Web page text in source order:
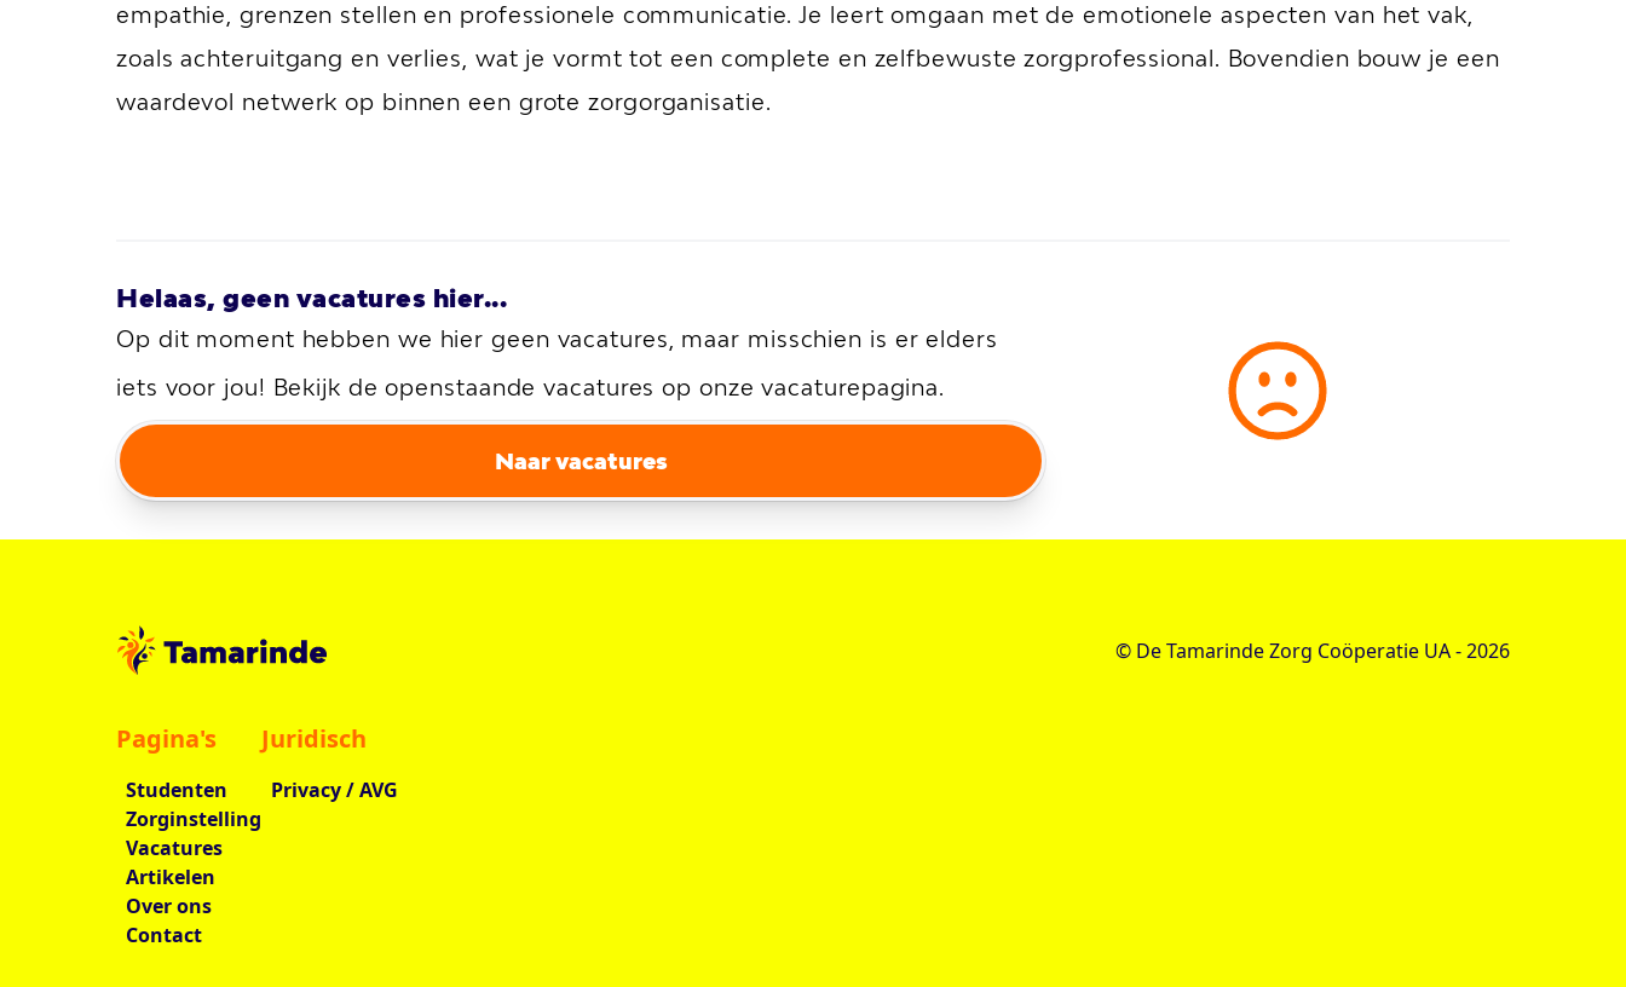
empathie, grenzen stellen en professionele communicatie. Je leert omgaan met de emotionele aspecten van het vak,
zoals achteruitgang en verlies, wat je vormt tot een complete en zelfbewuste zorgprofessional. Bovendien bouw je een
waardevol netwerk op binnen een grote zorgorganisatie.
Helaas, geen vacatures hier...
Op dit moment hebben we hier geen vacatures, maar misschien is er elders
iets voor jou! Bekijk de openstaande vacatures op onze vacaturepagina.
Naar vacatures
© De Tamarinde Zorg Coöperatie UA -2026
Pagina's
Studenten
Zorginstelling
Vacatures
Artikelen
Over ons
Contact
Juridisch
Privacy / AVG